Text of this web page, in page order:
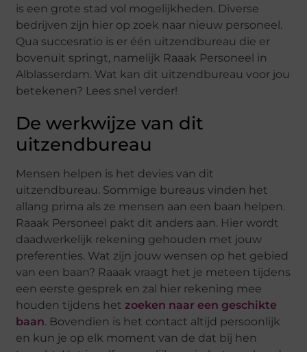
is een grote stad vol mogelijkheden. Diverse
bedrijven zijn hier op zoek naar nieuw personeel.
Qua succesratio is er één uitzendbureau die er
bovenuit springt, namelijk Raaak Personeel in
Alblasserdam. Wat kan dit uitzendbureau voor jou
betekenen? Lees snel verder!
De werkwijze van dit
uitzendbureau
Mensen helpen is het devies van dit
uitzendbureau. Sommige bureaus vinden het
allang prima als ze mensen aan een baan helpen.
Raaak Personeel pakt dit anders aan. Hier wordt
daadwerkelijk rekening gehouden met jouw
preferenties. Wat zijn jouw wensen op het gebied
van een baan? Raaak vraagt het je meteen tijdens
een eerste gesprek en zal hier rekening mee
houden tijdens hetzoeken naar een geschikte
baan. Bovendien is het contact altijd persoonlijk
en kun je op elk moment van de dat bij hen